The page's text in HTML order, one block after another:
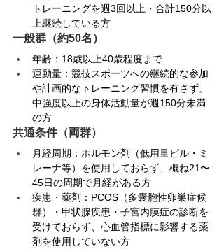
トレーニングを週3回以上・合計150分以
上継続している方
一般群（約50名）
年齢：18歳以上40歳程度まで
運動量：競技スポーツへの継続的な参加
や計画的なトレーニング習慣を有さず、
中強度以上の身体活動量が週150分未満
の方
共通条件（両群）
月経周期：ホルモン剤（低用量ピル・ミ
レーナ等）を使用しておらず、概ね21〜
45日の周期で月経がある方
疾患・薬剤：PCOS（多嚢胞性卵巣症候
群）・甲状腺疾患・子宮内膜症の診断を
受けておらず、心血管指標に影響する薬
剤を使用していない方